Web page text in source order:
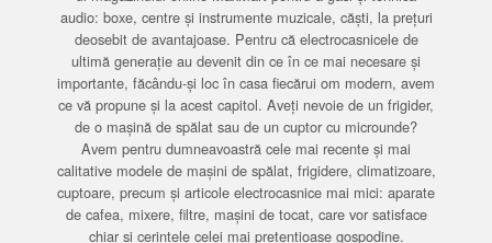
audio: boxe, centre și instrumente muzicale, căști, la prețuri
deosebit de avantajoase. Pentru că electrocasnicele de
ultimă generație au devenit din ce în ce mai necesare și
importante, făcându-și loc în casa fiecărui om modern, avem
ce vă propune și la acest capitol. Aveți nevoie de un frigider,
de o mașină de spălat sau de un cuptor cu microunde?
Avem pentru dumneavoastră cele mai recente și mai
calitative modele de mașini de spălat, frigidere, climatizoare,
cuptoare, precum și articole electrocasnice mai mici: aparate
de cafea, mixere, filtre, mașini de tocat, care vor satisface
chiar și cerințele celei mai pretențioase gospodine.